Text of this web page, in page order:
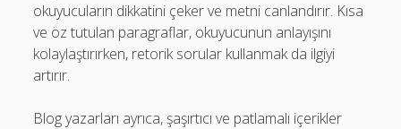
okuyucuların dikkatini çeker ve metni canlandırır. Kısa
ve öz tutulan paragraflar, okuyucunun anlayışını
kolaylaştırırken, retorik sorular kullanmak da ilgiyi
artırır.
Blog yazarları ayrıca, şaşırtıcı ve patlamalı içerikler